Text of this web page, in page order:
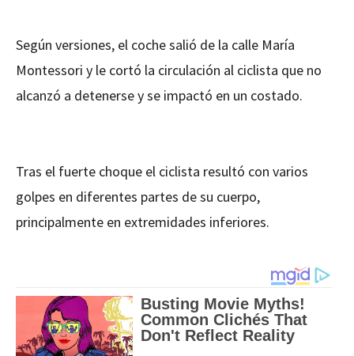
Según versiones, el coche salió de la calle María
Montessori y le cortó la circulación al ciclista que no
alcanzó a detenerse y se impactó en un costado.
Tras el fuerte choque el ciclista resultó con varios
golpes en diferentes partes de su cuerpo,
principalmente en extremidades inferiores.